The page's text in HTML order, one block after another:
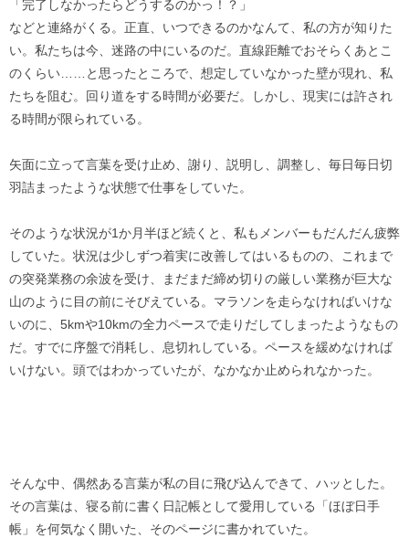
「完了しなかったらどうするのかっ！？」
などと連絡がくる。正直、いつできるのかなんて、私の方が知りた
い。私たちは今、迷路の中にいるのだ。直線距離でおそらくあとこ
のくらい……と思ったところで、想定していなかった壁が現れ、私
たちを阻む。回り道をする時間が必要だ。しかし、現実には許され
る時間が限られている。
矢面に立って言葉を受け止め、謝り、説明し、調整し、毎日毎日切
羽詰まったような状態で仕事をしていた。
そのような状況が1か月半ほど続くと、私もメンバーもだんだん疲弊
していた。状況は少しずつ着実に改善してはいるものの、これまで
の突発業務の余波を受け、まだまだ締め切りの厳しい業務が巨大な
山のように目の前にそびえている。マラソンを走らなければいけな
いのに、5kmや10kmの全力ペースで走りだしてしまったようなもの
だ。すでに序盤で消耗し、息切れしている。ペースを緩めなければ
いけない。頭ではわかっていたが、なかなか止められなかった。
そんな中、偶然ある言葉が私の目に飛び込んできて、ハッとした。
その言葉は、寝る前に書く日記帳として愛用している「ほぼ日手
帳」を何気なく開いた、そのページに書かれていた。